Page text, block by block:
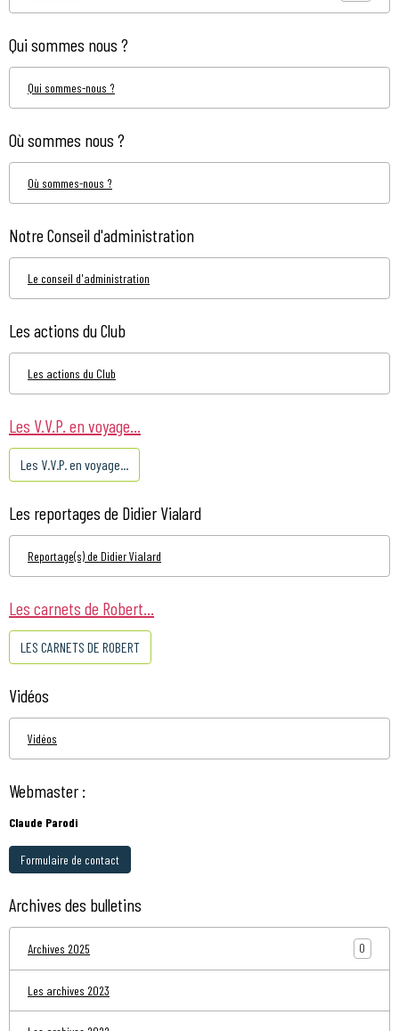
Qui sommes nous ?
Qui sommes-nous ?
Où sommes nous ?
Où sommes-nous ?
Notre Conseil d'administration
Le conseil d'administration
Les actions du Club
Les actions du Club
Les V.V.P. en voyage...
Les V.V.P. en voyage...
Les reportages de Didier Vialard
Reportage(s) de Didier Vialard
Les carnets de Robert...
LES CARNETS DE ROBERT
Vidéos
Vidéos
Webmaster :
Claude Parodi
Formulaire de contact
Archives des bulletins
Archives 2025 0
Les archives 2023